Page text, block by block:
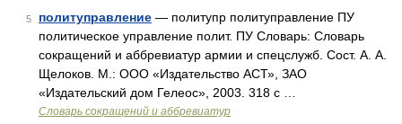
5 политуправление — политупр политуправление ПУ
политическое управление полит. ПУ Словарь: Словарь
сокращений и аббревиатур армии и спецслужб. Сост. А. А.
Щелоков. М.: ООО «Издательство АСТ», ЗАО
«Издательский дом Гелеос», 2003. 318 с …
Словарь сокращений и аббревиатур